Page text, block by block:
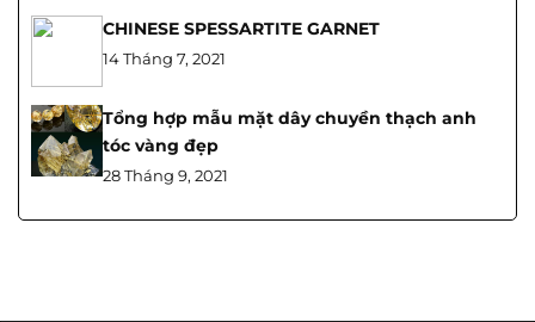
CHINESE SPESSARTITE GARNET
14 Tháng 7, 2021
Tổng hợp mẫu mặt dây chuyền thạch anh
tóc vàng đẹp
28 Tháng 9, 2021